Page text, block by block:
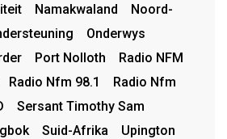
Namakwaland
Noord-
Onderwys
Port Nolloth
Radio NFM
Radio Nfm 98.1
Radio Nfm
Sersant Timothy Sam
Suid-Afrika
Upington